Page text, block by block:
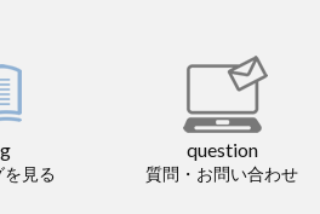
見る
question
質問・お問い合わせ